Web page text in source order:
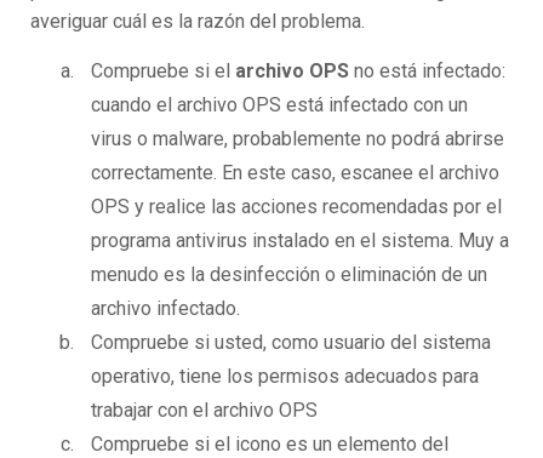
averiguar cuál es la razón del problema.
Compruebe si el archivo OPS no está infectado:
cuando el archivo OPS está infectado con un
virus o malware, probablemente no podrá abrirse
correctamente. En este caso, escanee el archivo
OPS y realice las acciones recomendadas por el
programa antivirus instalado en el sistema. Muy a
menudo es la desinfección o eliminación de un
archivo infectado.
Compruebe si usted, como usuario del sistema
operativo, tiene los permisos adecuados para
trabajar con el archivo OPS
Compruebe si el icono es un elemento del